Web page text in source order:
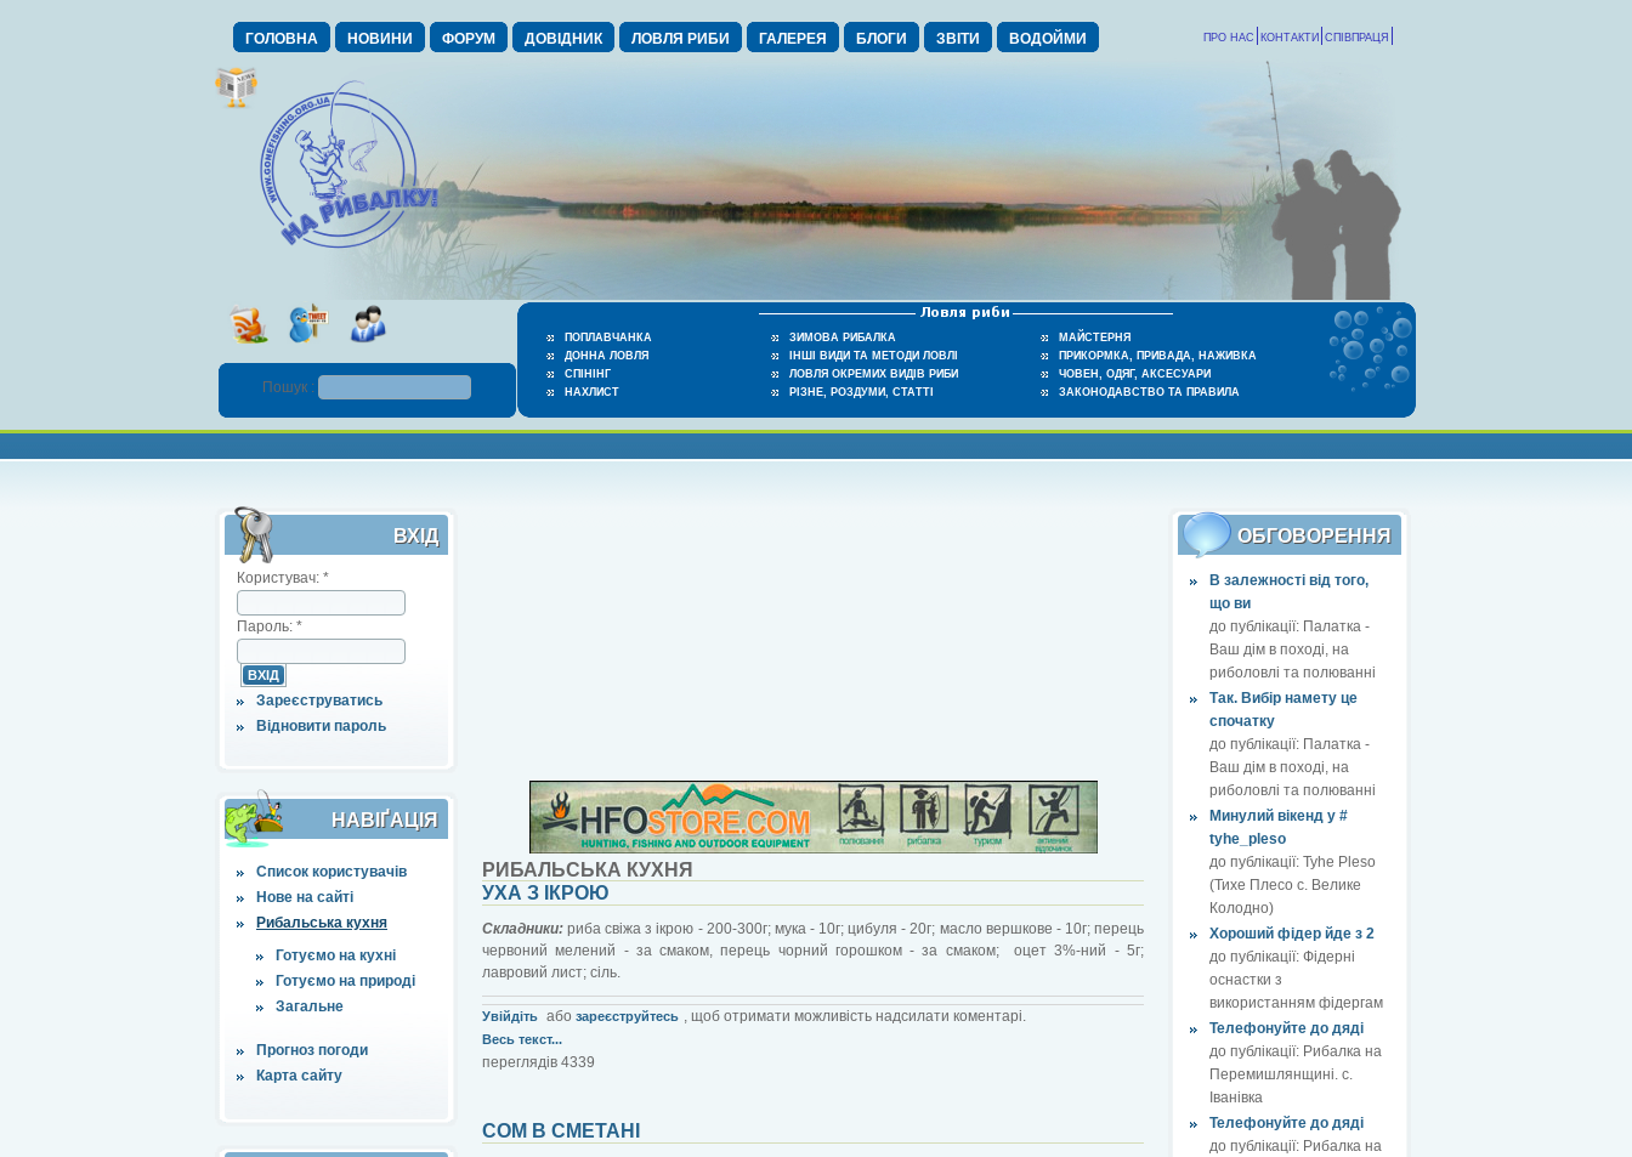
ГОЛОВНА НОВИНИ ФОРУМ ДОВІДНИК ЛОВЛЯ РИБИ ГАЛЕРЕЯ БЛОГИ ЗВІТИ ВОДОЙМИ СПІВПРАЦЯ
КОНТАКТИ
ПРО НАС
ПОПЛАВЧАНКА
ДОННА ЛОВЛЯ
СПІНІНГ
НАХЛИСТ
ЗИМОВА РИБАЛКА
ІНШІ ВИДИ ТА МЕТОДИ ЛОВЛІ
ЛОВЛЯ ОКРЕМИХ ВИДІВ РИБИ
РІЗНЕ, РОЗДУМИ, СТАТТІ
МАЙСТЕРНЯ
ПРИКОРМКА, ПРИВАДА, НАЖИВКА
ЧОВЕН, ОДЯГ, АКСЕСУАРИ
ЗАКОНОДАВСТВО ТА ПРАВИЛА
Пошук :
ВХІД
Користувач: *
Пароль: *
Зареєструватись
Відновити пароль
НАВІҐАЦІЯ
Список користувачів
Нове на сайті
Рибальська кухня
Готуємо на кухні
Готуємо на природі
Загальне
Прогноз погоди
Карта сайту
ОБГОВОРЕННЯ
В залежності від того,
що ви
до публікації: Палатка -
Ваш дім в поході, на
риболовлі та полюванні
Так. Вибір намету це
спочатку
до публікації: Палатка -
Ваш дім в поході, на
риболовлі та полюванні
Минулий вікенд у #
tyhe_pleso
до публікації: Tyhe Pleso
(Тихе Плесо с. Велике
Колодно)
Хороший фідер йде з 2
до публікації: Фідерні
оснастки з
використанням фідергам
Телефонуйте до дяді
до публікації: Рибалка на
Перемишлянщині. с.
Іванівка
Телефонуйте до дяді
до публікації: Рибалка на
РИБАЛЬСЬКА КУХНЯ
УХА З ІКРОЮ
Складники:риба свіжа з ікрою - 200-300г; мука - 10г; цибуля - 20г; масло вершкове - 10г; перець
червоний мелений - за смаком, перець чорний горошком - за смаком; оцет 3%-ний - 5г;
лавровий лист; сіль.
Увійдіть або зареєструйтесь , щоб отримати можливість надсилати коментарі.
Весь текст...
переглядів 4339
СОМ В СМЕТАНІ